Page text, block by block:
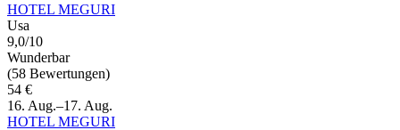
HOTEL MEGURI
Usa
9,0/10
Wunderbar
(58 Bewertungen)
54 €
16. Aug.–17. Aug.
HOTEL MEGURI